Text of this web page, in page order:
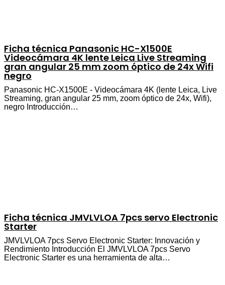
Ficha técnica Panasonic HC-X1500E
Videocámara 4K lente Leica Live Streaming
gran angular 25 mm zoom óptico de 24x Wifi
negro
Panasonic HC-X1500E - Videocámara 4K (lente Leica, Live
Streaming, gran angular 25 mm, zoom óptico de 24x, Wifi),
negro Introducción…
Ficha técnica JMVLVLOA 7pcs servo Electronic
Starter
JMVLVLOA 7pcs Servo Electronic Starter: Innovación y
Rendimiento Introducción El JMVLVLOA 7pcs Servo
Electronic Starter es una herramienta de alta…